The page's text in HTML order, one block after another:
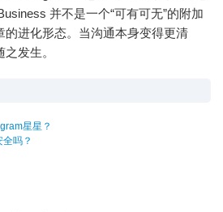
并不是一个“可有可无”的附加
的进化形态。当沟通本身变得更清
发生。
星星？
吗？